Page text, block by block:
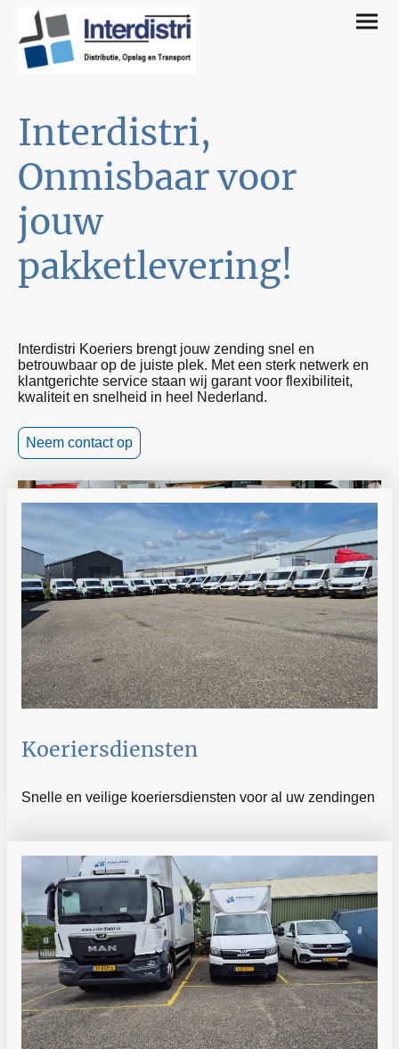
Interdistri,
Onmisbaar voor
jouw
pakketlevering!
Interdistri Koeriers brengt jouw zending snel en
betrouwbaar op de juiste plek. Met een sterk netwerk en
klantgerichte service staan wij garant voor flexibiliteit,
kwaliteit en snelheid in heel Nederland.
Neem contact op
Koeriersdiensten
Snelle en veilige koeriersdiensten voor al uw zendingen